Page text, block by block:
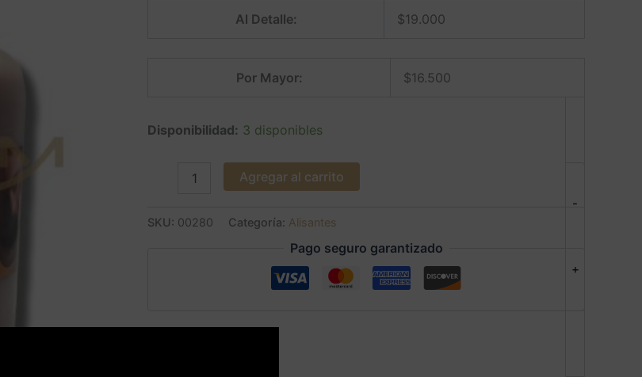
Al Detalle: $19.000
Por Mayor: $16.500
Disponibilidad: 3 disponibles
-
+
Agregar al carrito
SKU: 00280 Categoría: Alisantes
Pago seguro garantizado